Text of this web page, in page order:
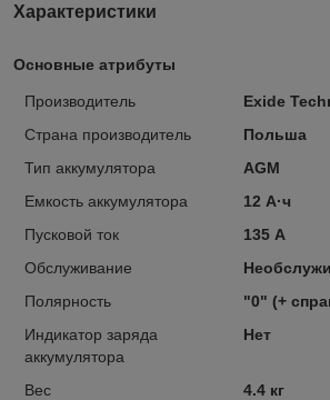
Характеристики
Основные атрибуты
Производитель
Exide
Страна производитель
Польша
Тип аккумулятора
AGM
Емкость аккумулятора
12 А·ч
Пусковой ток
135 А
Обслуживание
Полярность
"0" (+
Индикатор заряда
аккумулятора
Нет
Вес
4.4 кг